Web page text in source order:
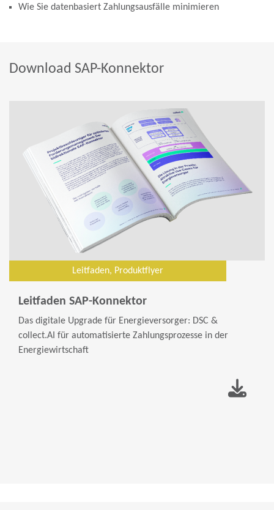
Wie Sie datenbasiert Zahlungsausfälle minimieren
Download SAP-Konnektor
Leitfaden, Produktflyer
Leitfaden SAP-Konnektor
Das digitale Upgrade für Energieversorger: DSC &
collect.AI für automatisierte Zahlungsprozesse in der
Energiewirtschaft